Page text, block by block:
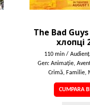
The Bad
хлопці
110 min /
Gen: Animaţie,
Crimă, Familie,
CUMPARA